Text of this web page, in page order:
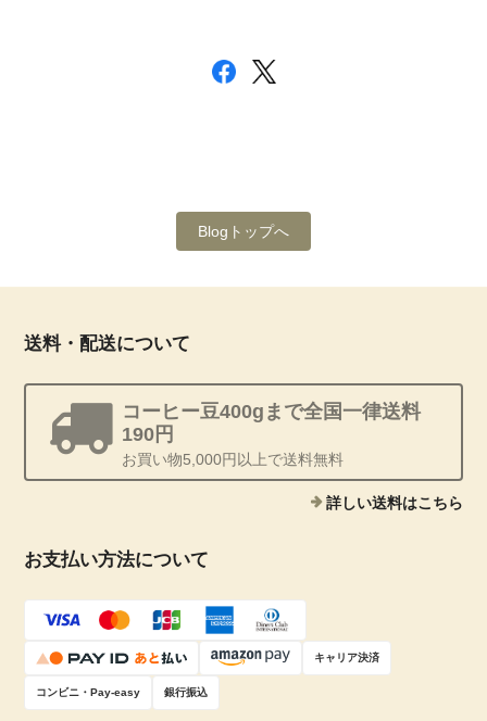
Blogトップへ
送料・配送について
コーヒー豆400gまで全国一律送料
190円
お買い物5,000円以上で送料無料
詳しい送料はこちら
お支払い方法について
キャリア決済
コンビニ・Pay-easy 銀行振込